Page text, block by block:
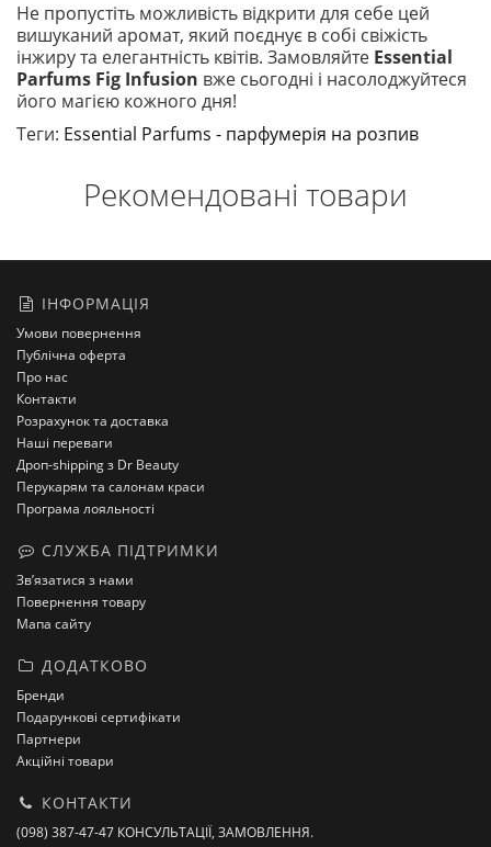
Не пропустіть можливість відкрити для себе цей
вишуканий аромат, який поєднує в собі свіжість
інжиру та елегантність квітів. Замовляйте Essential
Parfums Fig Infusion вже сьогодні і насолоджуйтеся
його магією кожного дня!
Теги: Essential Parfums - парфумерія на розпив
Рекомендовані товари
ІНФОРМАЦІЯ
Умови повернення
Публічна оферта
Про нас
Контакти
Розрахунок та доставка
Наші переваги
Дроп-shipping з Dr Beauty
Перукарям та салонам краси
Програма лояльності
СЛУЖБА ПІДТРИМКИ
Зв’язатися з нами
Повернення товару
Мапа сайту
ДОДАТКОВО
Бренди
Подарункові сертифікати
Партнери
Акційні товари
КОНТАКТИ
(098) 387-47-47 КОНСУЛЬТАЦІЇ, ЗАМОВЛЕННЯ.